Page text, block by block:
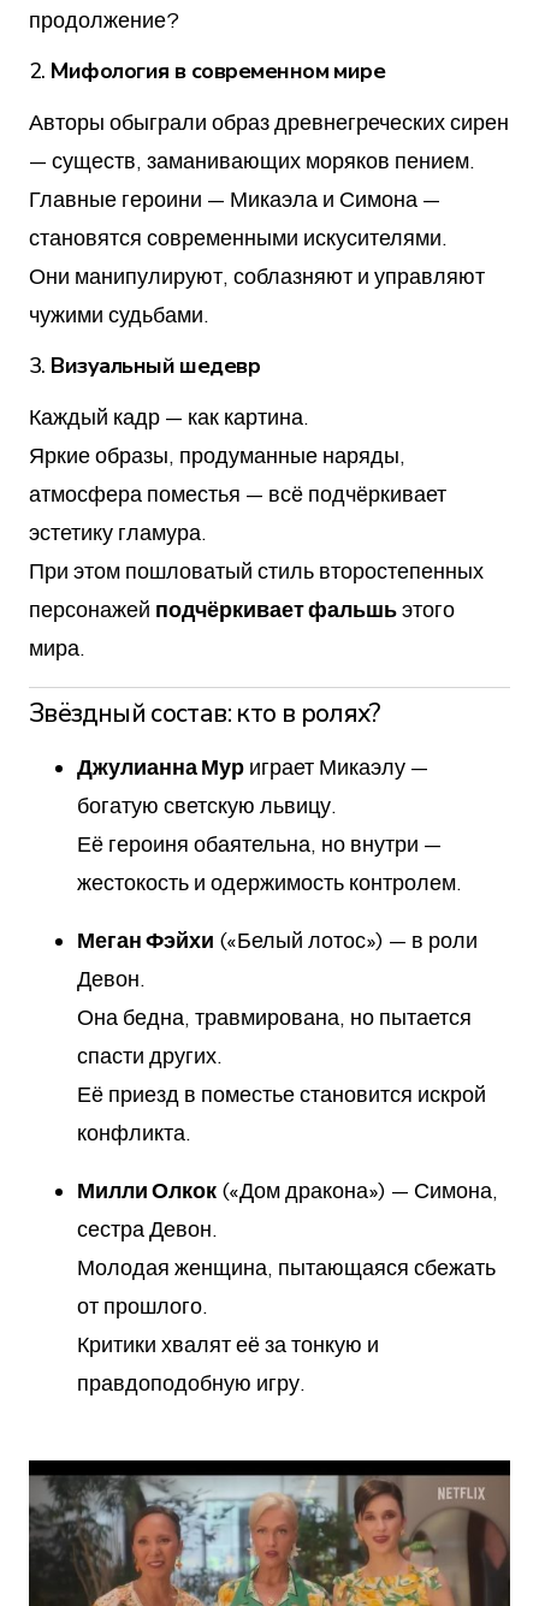
продолжение?
2. Мифология в современном мире
Авторы обыграли образ древнегреческих сирен
— существ, заманивающих моряков пением.
Главные героини — Микаэла и Симона —
становятся современными искусителями.
Они манипулируют, соблазняют и управляют
чужими судьбами.
3. Визуальный шедевр
Каждый кадр — как картина.
Яркие образы, продуманные наряды,
атмосфера поместья — всё подчёркивает
эстетику гламура.
При этом пошловатый стиль второстепенных
персонажей подчёркивает фальшьэтого
мира.
Звёздный состав: кто в ролях?
Джулианна Мур играет Микаэлу —
богатую светскую львицу.
Её героиня обаятельна, но внутри —
жестокость и одержимость контролем.
Меган Фэйхи («Белый лотос») — в роли
Девон.
Она бедна, травмирована, но пытается
спасти других.
Её приезд в поместье становится искрой
конфликта.
Милли Олкок («Дом дракона») — Симона,
сестра Девон.
Молодая женщина, пытающаяся сбежать
от прошлого.
Критики хвалят её за тонкую и
правдоподобную игру.